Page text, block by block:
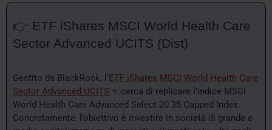
👉 ETF iShares MSCI World Health Care
Sector Advanced UCITS (Dist)
Gestito da BlackRock, l’ETF iShares MSCI World Health Care
Sector Advanced UCITS ⭐ cerca di replicare l’indice MSCI
World Health Care Advanced Select 20 35 Capped Index.
Concretamente, l’obiettivo è investire in società di grande e